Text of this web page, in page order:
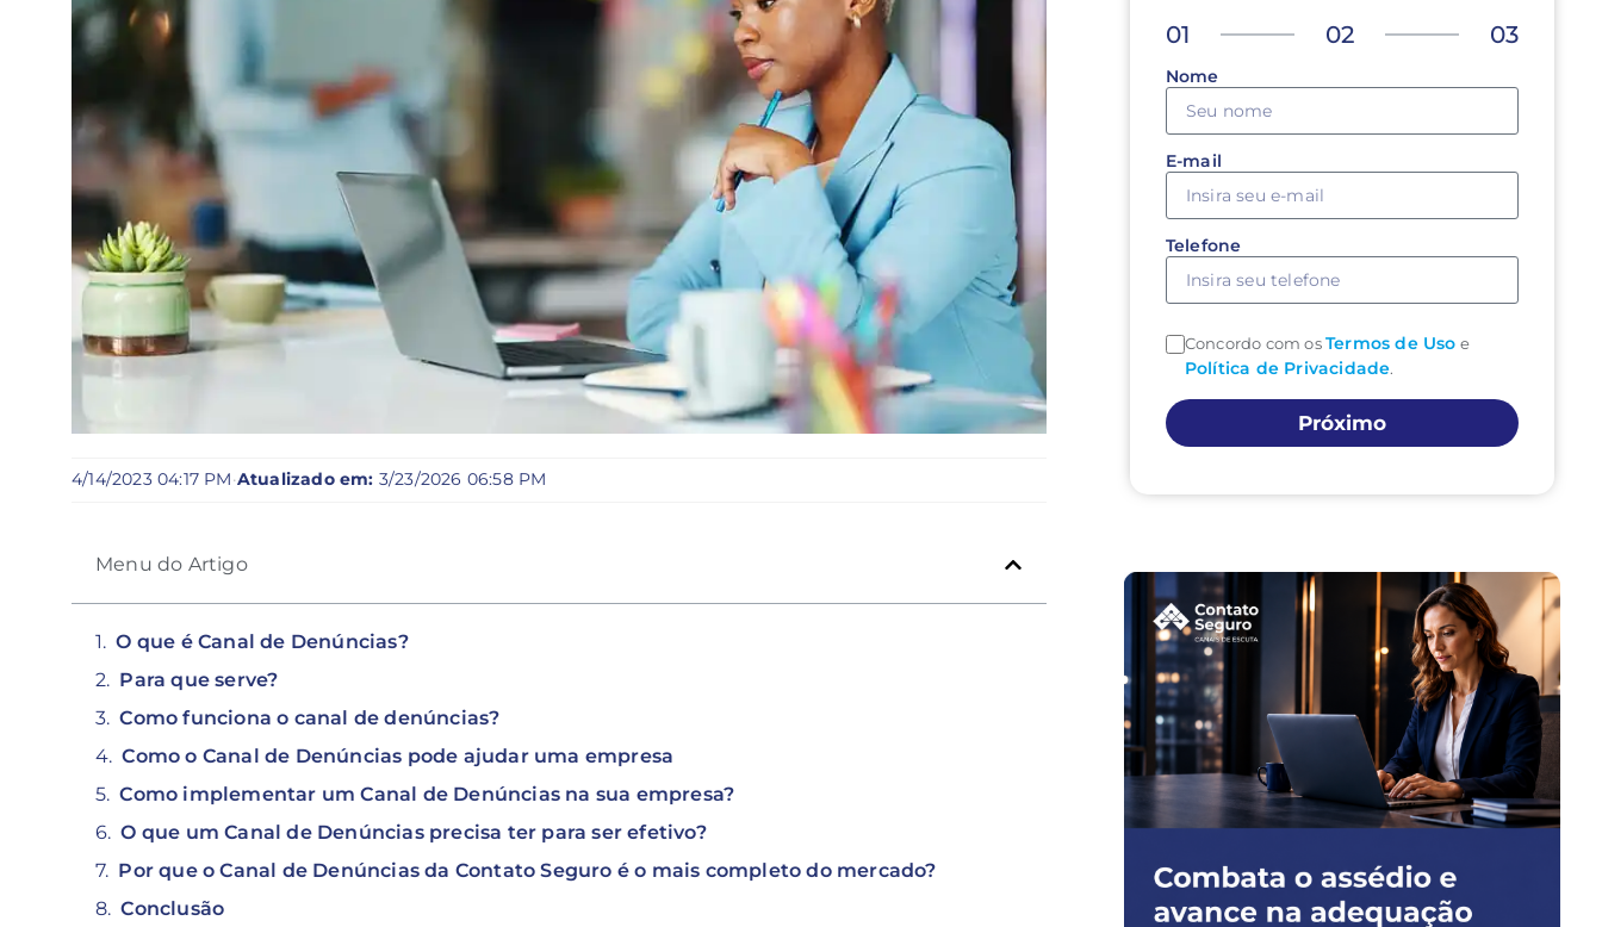
4/14/2023 04:17 PM·Atualizado em: 3/23/2026 06:58 PM
Menu do Artigo
O que é Canal de Denúncias?
Para que serve?
Como funciona o canal de denúncias?
Como o Canal de Denúncias pode ajudar uma empresa
Como implementar um Canal de Denúncias na sua empresa?
O que um Canal de Denúncias precisa ter para ser efetivo?
Por que o Canal de Denúncias da Contato Seguro é o mais completo do mercado?
Conclusão
01 02 03
Nome
E-mail
Telefone
Concordo com osTermos de Uso e
Política de Privacidade.
Próximo